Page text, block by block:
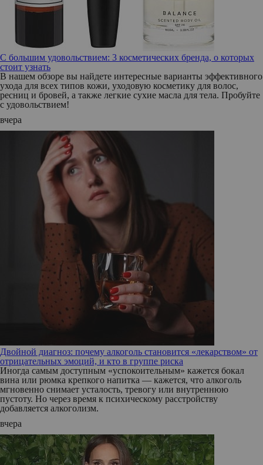
С большим удовольствием: 3 косметических бренда, о которых
стоит узнать
В нашем обзоре вы найдете интересные варианты эффективного
ухода для всех типов кожи, уходовую косметику для волос,
ресниц и бровей, а также легкие сухие масла для тела. Пробуйте
с удовольствием!
вчера
Двойной диагноз: почему алкоголь становится «лекарством» от
отрицательных эмоций, и кто в группе риска
Иногда самым доступным «успокоительным» кажется бокал
вина или рюмка крепкого напитка — кажется, что алкоголь
мгновенно снимает усталость, тревогу или внутреннюю
пустоту. Но через время к психическому расстройству
добавляется алкоголизм.
вчера